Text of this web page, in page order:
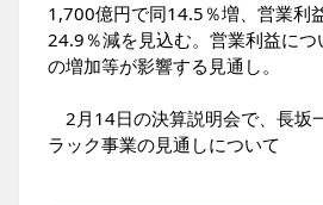
1,700億円で同14.5％増、営業利
24.9％減を見込む。営業利益に
の増加等が影響する見通し。
2月14日の決算説明会で、長坂
ラック事業の見通しについて